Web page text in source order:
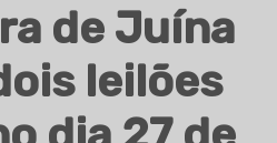
de Juína
leilões